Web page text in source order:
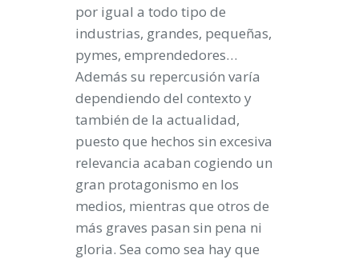
por igual a todo tipo de
industrias, grandes, pequeñas,
pymes, emprendedores…
Además su repercusión varía
dependiendo del contexto y
también de la actualidad,
puesto que hechos sin excesiva
relevancia acaban cogiendo un
gran protagonismo en los
medios, mientras que otros de
más graves pasan sin pena ni
gloria. Sea como sea hay que